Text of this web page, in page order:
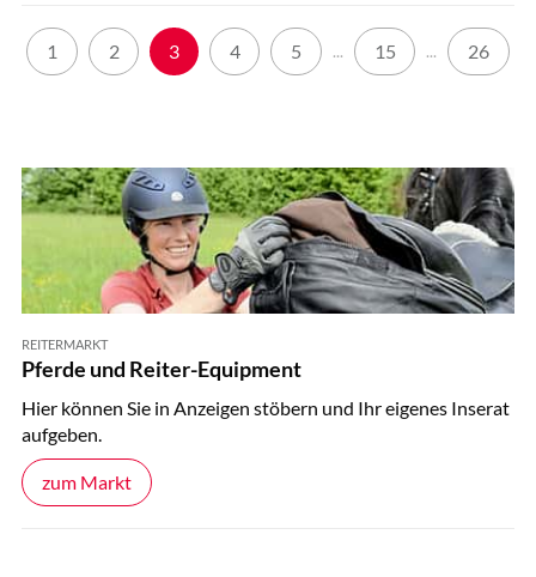
1 2 3 4 5 ... 15 ... 26
REITERMARKT
Pferde und Reiter-Equipment
Hier können Sie in Anzeigen stöbern und Ihr eigenes Inserat
aufgeben.
zum Markt